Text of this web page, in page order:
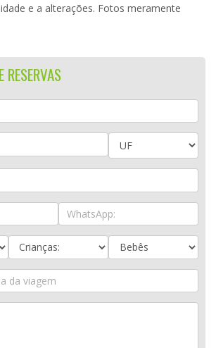
e a alterações. Fotos meramente
RESERVAS